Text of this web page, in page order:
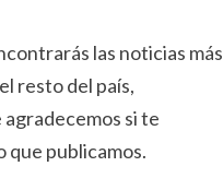
las noticias más
resto del país,
si te
que publicamos.